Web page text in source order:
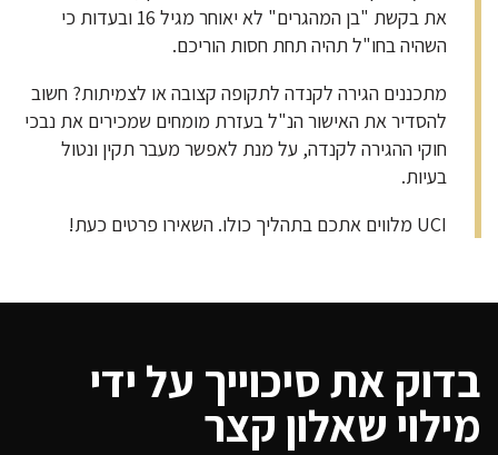
את בקשת "בן המהגרים" לא יאוחר מגיל 16 ובעדות כי
השהיה בחו"ל תהיה תחת חסות הוריכם.
מתכננים הגירה לקנדה לתקופה קצובה או לצמיתות? חשוב
להסדיר את האישור הנ"ל בעזרת מומחים שמכירים את נבכי
חוקי ההגירה לקנדה, על מנת לאפשר מעבר תקין ונטול
בעיות.
UCI מלווים אתכם בתהליך כולו. השאירו פרטים כעת!
בדוק את סיכוייך על ידי
מילוי שאלון קצר